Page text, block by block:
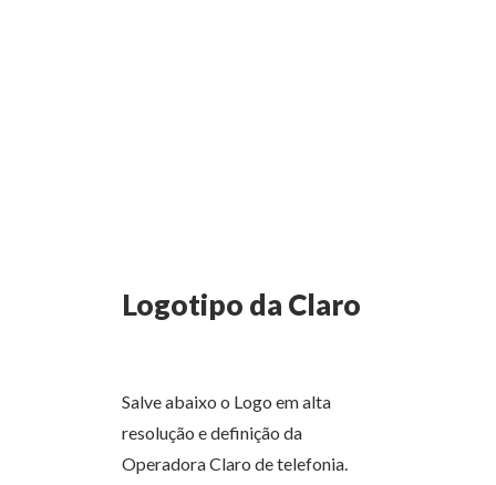
Logotipo da Claro
Salve abaixo o Logo em alta
resolução e definição da
Operadora Claro de telefonia.